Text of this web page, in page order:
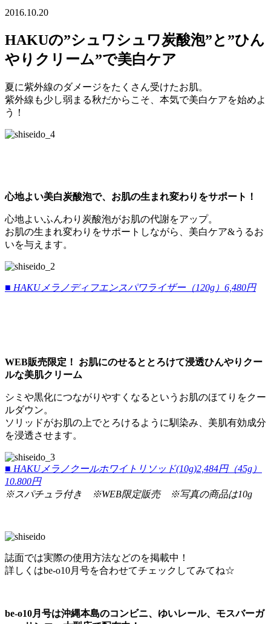
2016.10.20
HAKUの”シュワシュワ炭酸泡”と”ひん
やりクリーム”で美白ケア
夏に紫外線のダメージをたくさん受けたお肌。
紫外線も少し弱まる秋だからこそ、本気で美白ケアを始めよ
う！
心地よい美白炭酸泡で、お肌の生まれ変わりをサポート！
心地よいふんわり炭酸泡がお肌の代謝をアップ。
お肌の生まれ変わりをサポートしながら、美白ケア&うるお
いを与えます。
■ HAKUメラノディフエンスパワライザー（120g）6,480円
WEB販売限定！ お肌にのせるととろけて浸透ひんやりクー
ルな美肌クリーム
シミや黒化につながりやすくなるというお肌のほてりをクー
ルダウン。
ソリッドがお肌の上でとろけるように馴染み、美肌有効成分
を浸透させます。
■ HAKUメラノクールホワイトリソッド(10g)2,484円（45g）
10.800円
※スパチュラ付き ※WEB限定販売 ※写真の商品は10g
誌面では実際の使用方法などのを掲載中！
詳しくはbe-o10月号を合わせてチェックしてみてね☆
be-o10月号は沖縄本島のコンビニ、ゆいレール、モスバーガ